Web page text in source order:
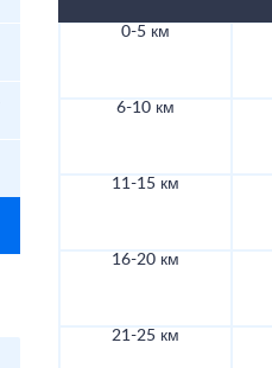
0-5 км
6-10 км
11-15 км
16-20 км
21-25 км